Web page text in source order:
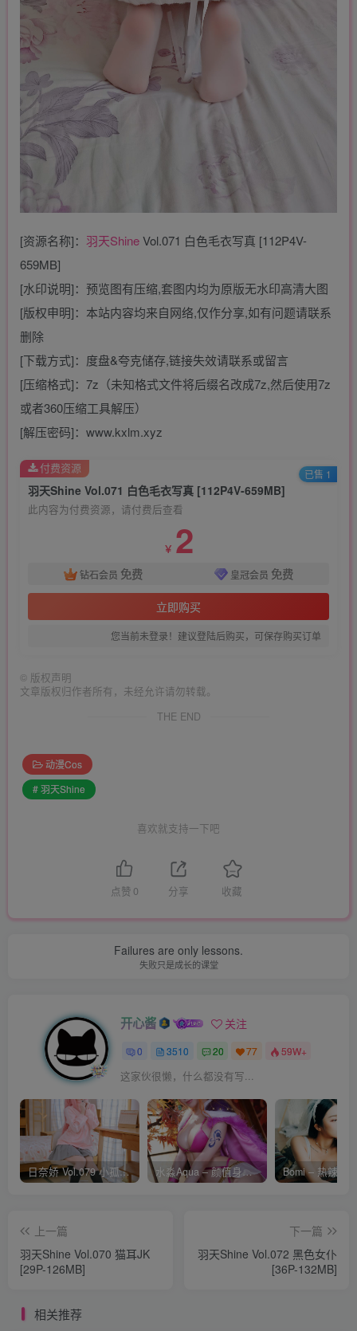
[资源名称]： 羽天ShineVol.071 白色毛衣写真 [112P4V-
659MB]
[水印说明]：预览图有压缩,套图内均为原版无水印高清大图
[版权申明]：本站内容均来自网络,仅作分享,如有问题请联系
删除
[下载方式]：度盘&夸克储存,链接失效请联系或留言
[压缩格式]：7z（未知格式文件将后缀名改成7z,然后使用7z
或者360压缩工具解压）
[解压密码]：www.kxlm.xyz
羽天Shine Vol.071 白色毛衣写真 [112P4V-659MB]
此内容为付费资源，请付费后查看
￥ 2
钻石会员 免费 皇冠会员 免费
立即购买
您当前未登录！建议登陆后购买，可保存购买订单
付费资源 已售 1
© 版权声明
文章版权归作者所有，未经允许请勿转载。
THE END
动漫Cos
# 羽天Shine
喜欢就支持一下吧
点赞 0 分享 收藏
Failures are only lessons.
失败只是成长的课堂
开心酱 关注
0 3510 20 77 59W+
这家伙很懒，什么都没有写...
日奈娇 Vol.079 小孤独 [134P-1.84GB] 水淼Aqua – 颜值身材双在线 火爆日本 Cos写真作品合集
上一篇
羽天Shine Vol.070 猫耳JK
[29P-126MB]
下一篇
羽天Shine Vol.072 黑色女仆
[36P-132MB]
相关推荐